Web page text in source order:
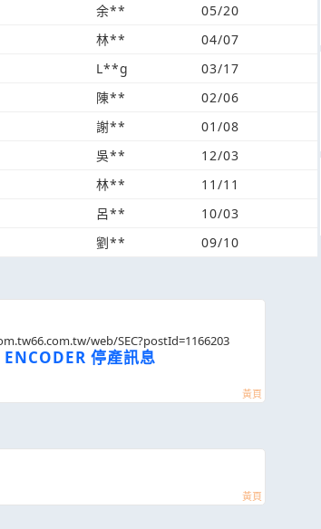
余**
05/20
林**
04/07
L**g
03/17
陳**
02/06
謝**
01/08
吳**
12/03
林**
11/11
呂**
10/03
劉** 09/10
web/SEC?postId=1166203
停產訊息